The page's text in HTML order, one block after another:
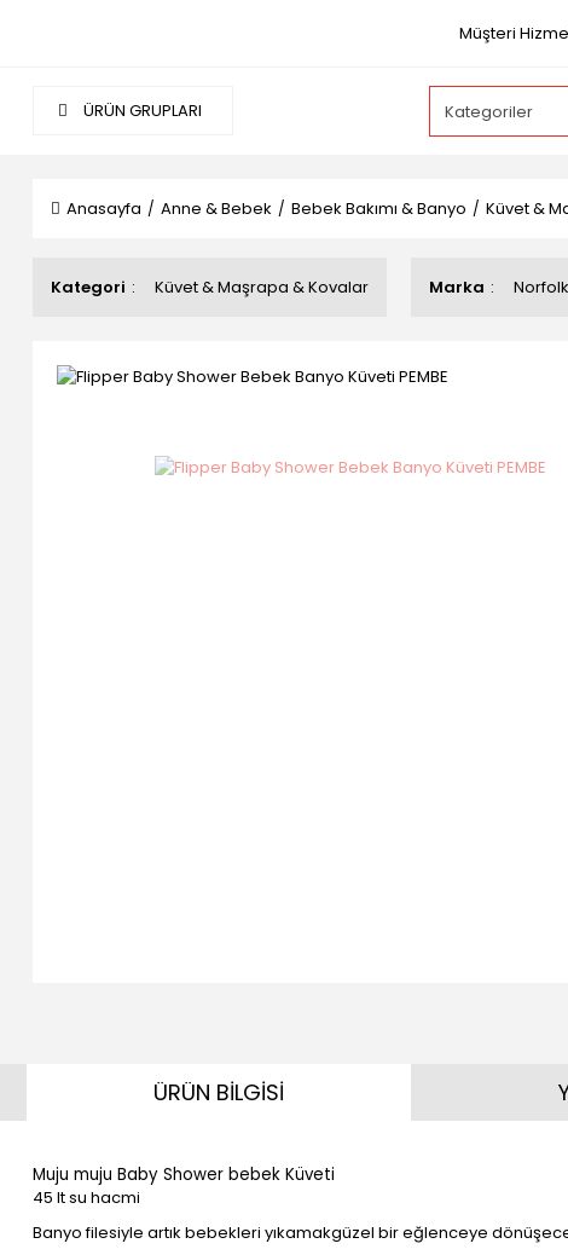
Müşteri
ÜRÜN GRUPLARI
Anasayfa Anne & Bebek Bebek Bakımı & Banyo Küvet &
Kategori Küvet & Maşrapa & Kovalar Marka Norfolk
ÜRÜN BİLGİSİ
Muju muju Baby Shower bebek Küveti
45 lt su hacmi
Banyo filesiyle artık bebekleri yıkamakgüzel bir eğlenceye